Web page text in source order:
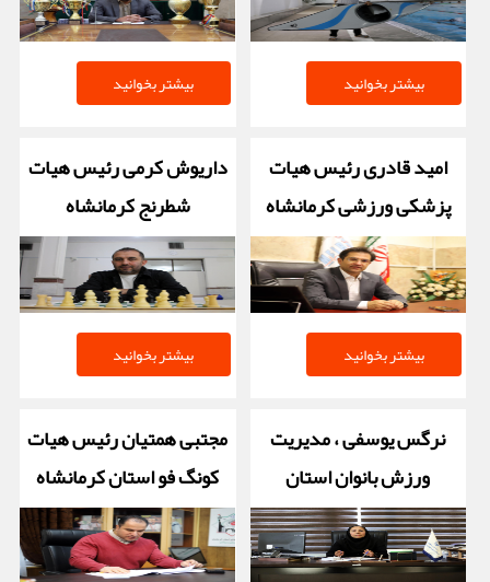
بیشتر بخوانید بیشتر بخوانید
امید قادری رئیس هیات
پزشکی ورزشی کرمانشاه
بیشتر بخوانید
داریوش کرمی رئیس هیات
شطرنج کرمانشاه
بیشتر بخوانید
نرگس یوسفی ، مدیریت
ورزش بانوان استان
مجتبی همتیان رئیس هیات
کونگ فو استان کرمانشاه